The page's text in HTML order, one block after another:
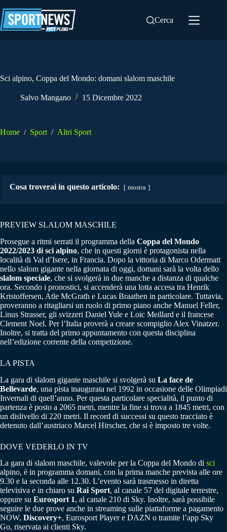
al
contenuto
Cerca
Sci alpino, Coppa del Mondo: domani slalom maschile
Salvo Mangano 15 Dicembre 2022
Home / Sport / Altri Sport
Cosa troverai in questo articolo: mostra
PREVIEW SLALOM MASCHILE
Prosegue a ritmi serrati il programma della Coppa del Mondo
2022/2023 di sci alpino, che in questi giorni è protagonista nella
località di Val d’Isere, in Francia. Dopo la vittoria di Marco Odermatt
nello slalom gigante nella giornata di oggi, domani sarà la volta dello
slalom speciale, che si svolgerà in due manche a distanza di qualche
ora. Secondo i pronostici, si accenderà una lotta accesa tra Henrik
Kristoffersen, Atle McGrath e Lucas Braathen in particolare. Tuttavia,
proveranno a ritagliarsi un ruolo di primo piano anche Manuel Feller,
Linus Strasser, gli svizzeri Daniel Yule e Loic Meillard e il francese
Clement Noel. Per l’Italia proverà a creare scompiglio Alex Vinatzer.
Inoltre, si tratta del primo appuntamento con questa disciplina
nell’edizione corrente della competizione.
LA PISTA
La gara di slalom gigante maschile si svolgerà su La face de
Bellevarde, una pista inaugurata nel 1992 in occasione delle Olimpiadi
Invernali di quell’anno. Per questa particolare specialità, il punto di
partenza è posto a 2065 metri, mentre la fine si trova a 1845 metri, con
un dislivello di 220 metri. Il record di successi su questo tracciato è
detenuto dall’austriaco Marcel Hirscher, che si è imposto tre volte.
DOVE VEDERLO IN TV
La gara di slalom maschile, valevole per la Coppa del Mondo di sci
alpino, è in programma domani, con la prima manche prevista alle ore
9.30 e la seconda alle 12.30. L’evento sarà trasmesso in diretta
televisiva e in chiaro su Rai Sport, al canale 57 del digitale terrestre,
oppure su Eurosport 1, al canale 210 di Sky. Inoltre, sarà possibile
seguire le due prove anche in streaming sulle piattaforme a pagamento
NOW, Discovery+, Eurosport Player e DAZN o tramite l’app Sky
Go, riservata ai clienti Sky.